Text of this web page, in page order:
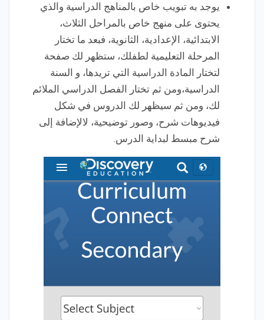
يوجد به تبويب خاص بالمناهج الدراسية والذي
يحتوى على منهج خاص بالمراحل الثلاث،
الابتدائية، الإعدادية، الثانوية، فبعد ما تختار
المرحلة التعليمية لطفلك، ستظهر لك صفحة
لتختار المادة الدراسية التي تريدها، و السنة
الدراسية،ومن ثم تختار الفصل الدراسي الملائم
لك، ومن ثم سيظهر لك الدروس في شكل
فيديوهات شرح، وصور توضيحية، لالإضافة إلى
شرح مبسط لبداية الدرس.